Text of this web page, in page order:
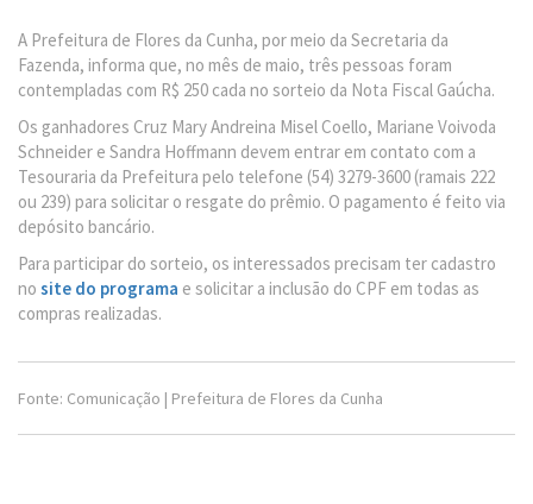
A Prefeitura de Flores da Cunha, por meio da Secretaria da
Fazenda, informa que, no mês de maio, três pessoas foram
contempladas com R$ 250 cada no sorteio da Nota Fiscal Gaúcha.
Os ganhadores Cruz Mary Andreina Misel Coello, Mariane Voivoda
Schneider e Sandra Hoffmann devem entrar em contato com a
Tesouraria da Prefeitura pelo telefone (54) 3279-3600 (ramais 222
ou 239) para solicitar o resgate do prêmio. O pagamento é feito via
depósito bancário.
Para participar do sorteio, os interessados precisam ter cadastro
no site do programa e solicitar a inclusão do CPF em todas as
compras realizadas.
Fonte: Comunicação | Prefeitura de Flores da Cunha